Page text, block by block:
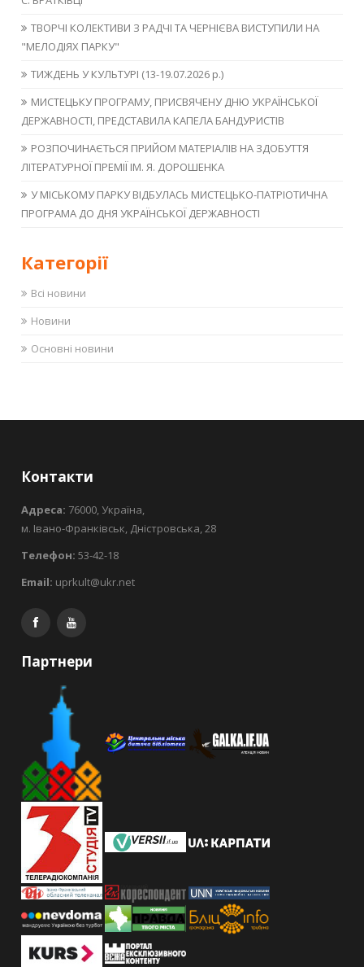
ТВОРЧІ КОЛЕКТИВИ З РАДЧІ ТА ЧЕРНІЄВА ВИСТУПИЛИ НА
"МЕЛОДІЯХ ПАРКУ"
ТИЖДЕНЬ У КУЛЬТУРІ (13-19.07.2026 р.)
МИСТЕЦЬКУ ПРОГРАМУ, ПРИСВЯЧЕНУ ДНЮ УКРАЇНСЬКОЇ
ДЕРЖАВНОСТІ, ПРЕДСТАВИЛА КАПЕЛА БАНДУРИСТІВ
РОЗПОЧИНАЄТЬСЯ ПРИЙОМ МАТЕРІАЛІВ НА ЗДОБУТТЯ
ЛІТЕРАТУРНОЇ ПРЕМІЇ ІМ. Я. ДОРОШЕНКА
У МІСЬКОМУ ПАРКУ ВІДБУЛАСЬ МИСТЕЦЬКО-ПАТРІОТИЧНА
ПРОГРАМА ДО ДНЯ УКРАЇНСЬКОЇ ДЕРЖАВНОСТІ
Категорії
Всі новини
Новини
Основні новини
Контакти
Адреса: 76000, Україна,
м. Івано-Франківськ, Дністровська, 28
Телефон: 53-42-18
Email: uprkult@ukr.net
Партнери